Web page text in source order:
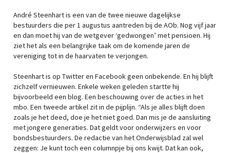
André Steenhart is een van de twee nieuwe dagelijkse
bestuurders die per 1 augustus aantreden bij de AOb. Nog vijf jaar
en dan moet hij van de wetgever ‘gedwongen’ met pensioen. Hij
ziet het als een belangrijke taak om de komende jaren de
vereniging tot in de haarvaten te verjongen.
Steenhart is op Twitter en Facebook geen onbekende. En hij blijft
zichzelf vernieuwen. Enkele weken geleden startte hij
bijvoorbeeld een blog. Een beschouwing over de acties in het
mbo. Een tweede artikel zit in de pijplijn. “Als je alles blijft doen
zoals je het deed, doe je het niet goed. Dan mis je de aansluiting
met jongere generaties. Dat geldt voor onderwijzers en voor
bondsbestuurders. De redactie van het Onderwijsblad zal wel
zeggen: Je kunt toch een columnpje bij ons kwijt. Dat kan ook,